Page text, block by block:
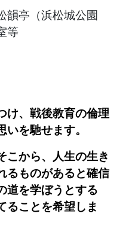
韻亭（浜松城公園
等
け、戦後教育の倫理
を馳せます。
こから、人生の生き
るものがあると確信
道を学ぼうとする
ることを希望しま